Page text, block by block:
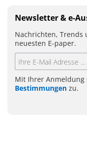
Newsletter & e-
Nachrichten, Trends
neuesten E-paper.
Mit Ihrer Anmeldung
Bestimmungen zu.